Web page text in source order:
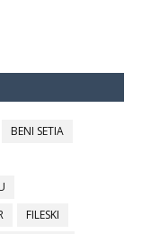
BENI SETIA
FILESKI